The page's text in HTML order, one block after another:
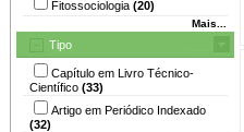
Fitossociologia (20)
Mais...
Tipo
Capítulo em Livro Técnico-
Científico (33)
Artigo em Periódico Indexado
(32)